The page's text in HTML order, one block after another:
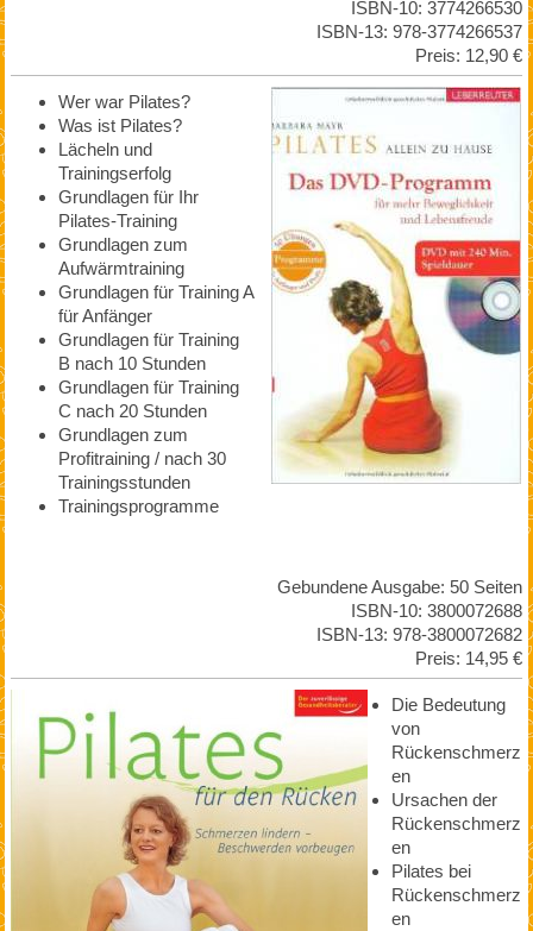
ISBN-10: 3774266530
ISBN-13: 978-3774266537
Preis: 12,90 €
Wer war Pilates?
Was ist Pilates?
Lächeln und
Trainingserfolg
Grundlagen für Ihr
Pilates-Training
Grundlagen zum
Aufwärmtraining
Grundlagen für Training A
für Anfänger
Grundlagen für Training
B nach 10 Stunden
Grundlagen für Training
C nach 20 Stunden
Grundlagen zum
Profitraining / nach 30
Trainingsstunden
Trainingsprogramme
Gebundene Ausgabe: 50 Seiten
ISBN-10: 3800072688
ISBN-13: 978-3800072682
Preis: 14,95 €
Die Bedeutung
von
Rückenschmerz
en
Ursachen der
Rückenschmerz
en
Pilates bei
Rückenschmerz
en